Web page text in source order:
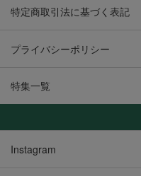
特定商取引法に基づく表記
プライバシーポリシー
特集一覧
Instagram